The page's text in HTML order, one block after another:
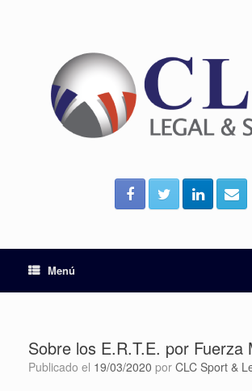
Menú
Sobre los E.R.T.E. por Fuerza
Publicado el 19/03/2020 por CLC Sport &